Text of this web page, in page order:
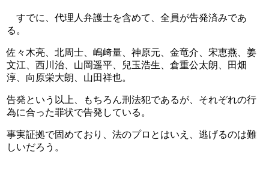
すでに、代理人弁護士を含めて、全員が告発済みであ
る。
佐々木亮、北周士、嶋﨑量、神原元、金竜介、宋恵燕、姜
文江、西川治、山岡遥平、兒玉浩生、倉重公太朗、田畑
淳、向原栄大朗、山田祥也。
告発という以上、もちろん刑法犯であるが、それぞれの行
為に合った罪状で告発している。
事実証拠で固めており、法のプロとはいえ、逃げるのは難
しいだろう。